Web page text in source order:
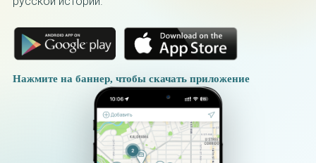
Нажмите на баннер, чтобы скачать приложение